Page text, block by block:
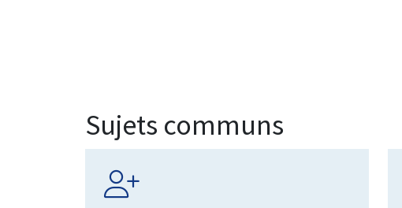
Sujets communs